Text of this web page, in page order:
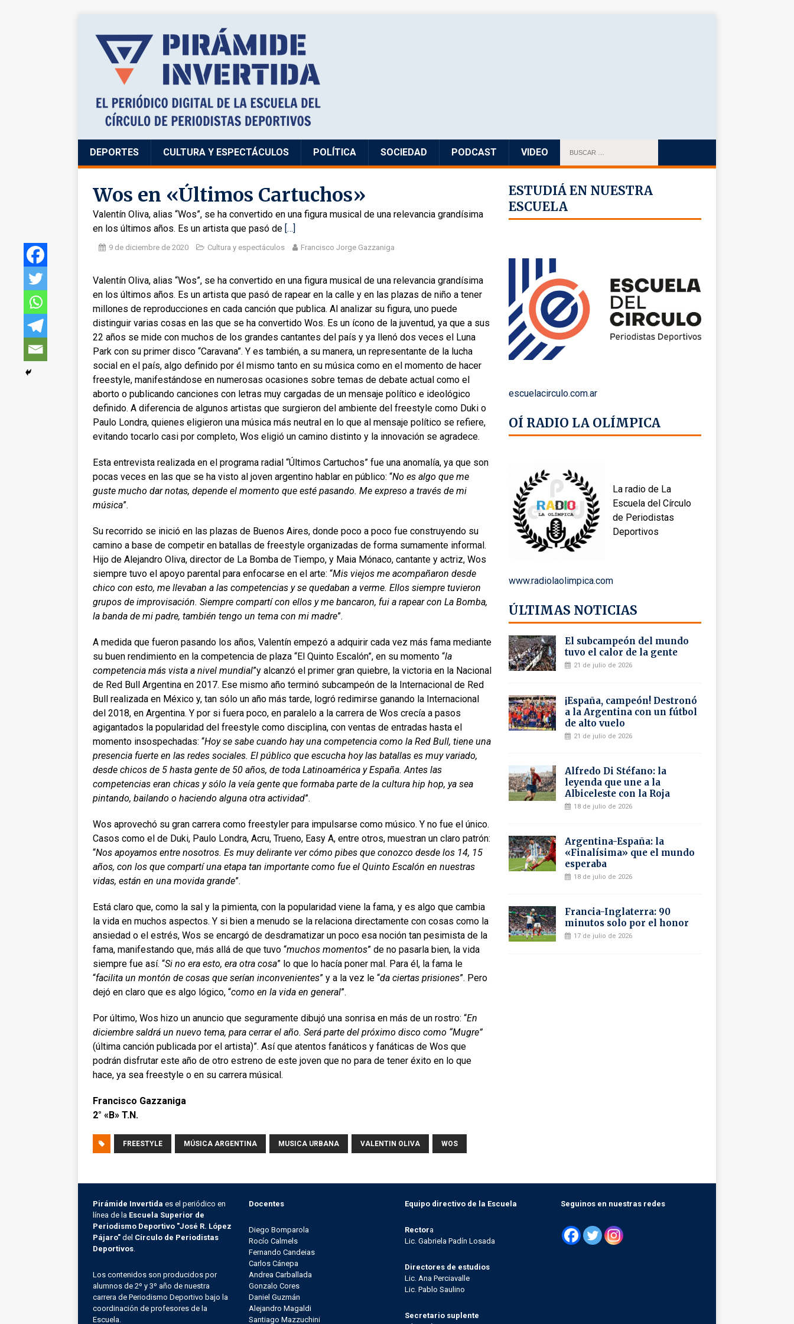
DEPORTES CULTURA Y ESPECTÁCULOS POLÍTICA SOCIEDAD PODCAST VIDEO
Wos en «Últimos Cartuchos»
Valentín Oliva, alias “Wos”, se ha convertido en una figura musical de una relevancia grandísima
en los últimos años. Es un artista que pasó de […]
9 de diciembre de 2020 Cultura y espectáculos Francisco Jorge Gazzaniga
Valentín Oliva, alias “Wos”, se ha convertido en una figura musical de una relevancia grandísima
en los últimos años. Es un artista que pasó de rapear en la calle y en las plazas de niño a tener
millones de reproducciones en cada canción que publica. Al analizar su figura, uno puede
distinguir varias cosas en las que se ha convertido Wos. Es un ícono de la juventud, ya que a sus
22 años se mide con muchos de los grandes cantantes del país y ya llenó dos veces el Luna
Park con su primer disco “Caravana”. Y es también, a su manera, un representante de la lucha
social en el país, algo definido por él mismo tanto en su música como en el momento de hacer
freestyle, manifestándose en numerosas ocasiones sobre temas de debate actual como el
aborto o publicando canciones con letras muy cargadas de un mensaje político e ideológico
definido. A diferencia de algunos artistas que surgieron del ambiente del freestyle como Duki o
Paulo Londra, quienes eligieron una música más neutral en lo que al mensaje político se refiere,
evitando tocarlo casi por completo, Wos eligió un camino distinto y la innovación se agradece.
Esta entrevista realizada en el programa radial “Últimos Cartuchos” fue una anomalía, ya que son
pocas veces en las que se ha visto al joven argentino hablar en público: “No es algo que me
guste mucho dar notas, depende el momento que esté pasando. Me expreso a través de mi
música”.
Su recorrido se inició en las plazas de Buenos Aires, donde poco a poco fue construyendo su
camino a base de competir en batallas de freestyle organizadas de forma sumamente informal.
Hijo de Alejandro Oliva, director de La Bomba de Tiempo, y Maia Mónaco, cantante y actriz, Wos
siempre tuvo el apoyo parental para enfocarse en el arte: “Mis viejos me acompañaron desde
chico con esto, me llevaban a las competencias y se quedaban a verme. Ellos siempre tuvieron
grupos de improvisación. Siempre compartí con ellos y me bancaron, fui a rapear con La Bomba,
la banda de mi padre, también tengo un tema con mi madre”.
A medida que fueron pasando los años, Valentín empezó a adquirir cada vez más fama mediante
su buen rendimiento en la competencia de plaza “El Quinto Escalón”, en su momento “la
competencia más vista a nivel mundial”y alcanzó el primer gran quiebre, la victoria en la Nacional
de Red Bull Argentina en 2017. Ese mismo año terminó subcampeón de la Internacional de Red
Bull realizada en México y, tan sólo un año más tarde, logró redimirse ganando la Internacional
del 2018, en Argentina. Y por si fuera poco, en paralelo a la carrera de Wos crecía a pasos
agigantados la popularidad del freestyle como disciplina, con ventas de entradas hasta el
momento insospechadas: “Hoy se sabe cuando hay una competencia como la Red Bull, tiene una
presencia fuerte en las redes sociales. El público que escucha hoy las batallas es muy variado,
desde chicos de 5 hasta gente de 50 años, de toda Latinoamérica y España. Antes las
competencias eran chicas y sólo la veía gente que formaba parte de la cultura hip hop, ya sea
pintando, bailando o haciendo alguna otra actividad”.
Wos aprovechó su gran carrera como freestyler para impulsarse como músico. Y no fue el único.
Casos como el de Duki, Paulo Londra, Acru, Trueno, Easy A, entre otros, muestran un claro patrón:
“Nos apoyamos entre nosotros. Es muy delirante ver cómo pibes que conozco desde los 14, 15
años, con los que compartí una etapa tan importante como fue el Quinto Escalón en nuestras
vidas, están en una movida grande”.
Está claro que, como la sal y la pimienta, con la popularidad viene la fama, y es algo que cambia
la vida en muchos aspectos. Y si bien a menudo se la relaciona directamente con cosas como la
ansiedad o el estrés, Wos se encargó de desdramatizar un poco esa noción tan pesimista de la
fama, manifestando que, más allá de que tuvo “muchos momentos” de no pasarla bien, la vida
siempre fue así. “Si no era esto, era otra cosa” lo que lo hacía poner mal. Para él, la fama le
“facilita un montón de cosas que serían inconvenientes” y a la vez le “da ciertas prisiones”. Pero
dejó en claro que es algo lógico, “como en la vida en general”.
Por último, Wos hizo un anuncio que seguramente dibujó una sonrisa en más de un rostro: “En
diciembre saldrá un nuevo tema, para cerrar el año. Será parte del próximo disco como “Mugre”
(última canción publicada por el artista)”. Así que atentos fanáticos y fanáticas de Wos que
podrán disfrutar este año de otro estreno de este joven que no para de tener éxito en lo que
hace, ya sea freestyle o en su carrera músical.
Francisco Gazzaniga
2° «B» T.N.
FREESTYLE MÚSICA ARGENTINA MUSICA URBANA VALENTIN OLIVA WOS
ESTUDIÁ EN NUESTRA
ESCUELA
escuelacirculo.com.ar
OÍ RADIO LA OLÍMPICA
La radio de La
Escuela del Círculo
de Periodistas
Deportivos
www.radiolaolimpica.com
ÚLTIMAS NOTICIAS
El subcampeón del mundo
tuvo el calor de la gente
21 de julio de 2026
¡España, campeón! Destronó
a la Argentina con un fútbol
de alto vuelo
21 de julio de 2026
Alfredo Di Stéfano: la
leyenda que une a la
Albiceleste con la Roja
18 de julio de 2026
Argentina-España: la
«Finalísima» que el mundo
esperaba
18 de julio de 2026
Francia-Inglaterra: 90
minutos solo por el honor
17 de julio de 2026
Pirámide Invertida es el periódico en
línea de la Escuela Superior de
Periodismo Deportivo "José R. López
Pájaro" del Círculo de Periodistas
Deportivos.
Los contenidos son producidos por
alumnos de 2º y 3º año de nuestra
carrera de Periodismo Deportivo bajo la
coordinación de profesores de la
Escuela.
Docentes
Diego Bomparola
Rocío Calmels
Fernando Candeias
Carlos Cánepa
Andrea Carballada
Gonzalo Cores
Daniel Guzmán
Alejandro Magaldi
Santiago Mazzuchini
Equipo directivo de la Escuela
Rectora
Lic. Gabriela Padín Losada
Directores de estudios
Lic. Ana Perciavalle
Lic. Pablo Saulino
Secretario suplente
Seguinos en nuestras redes